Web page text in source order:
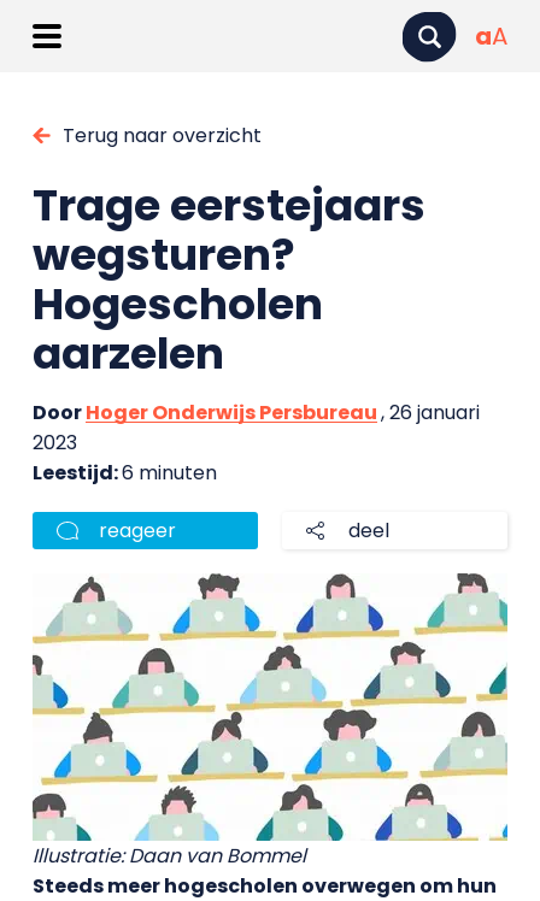
aA
Terug naar overzicht
Trage eerstejaars
wegsturen?
Hogescholen
aarzelen
DoorHoger Onderwijs Persbureau, 26 januari
2023
Leestijd:6 minuten
reageer deel
Illustratie: Daan van Bommel
Steeds meer hogescholen overwegen om hun